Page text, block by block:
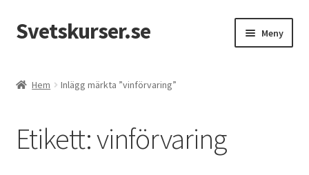
Hoppa
till
Hoppa
till
Svetskurser.se Meny
Hem Inlägg märkta ”vinförvaring”
Etikett:vinförvaring